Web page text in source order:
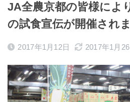
JA全農京都の皆様によ
の試食宣伝が開催され
2017年1月12日 2017年1月26